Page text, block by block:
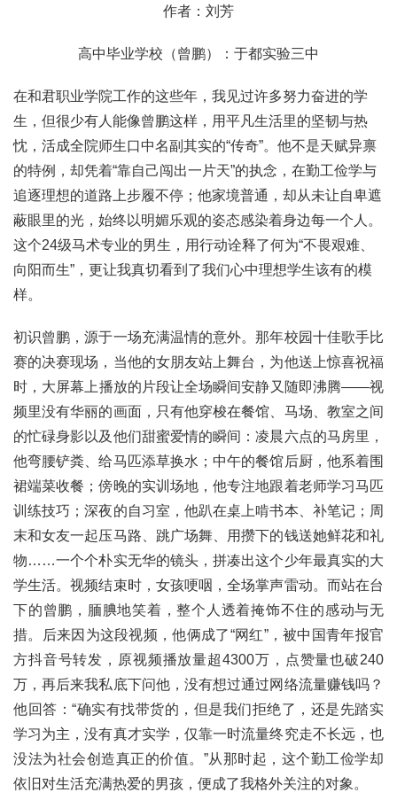
作者：刘芳
高中毕业学校（曾鹏）：于都实验三中
在和君职业学院工作的这些年，我见过许多努力奋进的学
生，但很少有人能像曾鹏这样，用平凡生活里的坚韧与热
忱，活成全院师生口中名副其实的“传奇”。他不是天赋异禀
的特例，却凭着“靠自己闯出一片天”的执念，在勤工俭学与
追逐理想的道路上步履不停；他家境普通，却从未让自卑遮
蔽眼里的光，始终以明媚乐观的姿态感染着身边每一个人。
这个24级马术专业的男生，用行动诠释了何为“不畏艰难、
向阳而生”，更让我真切看到了我们心中理想学生该有的模
样。
初识曾鹏，源于一场充满温情的意外。那年校园十佳歌手比
赛的决赛现场，当他的女朋友站上舞台，为他送上惊喜祝福
时，大屏幕上播放的片段让全场瞬间安静又随即沸腾——视
频里没有华丽的画面，只有他穿梭在餐馆、马场、教室之间
的忙碌身影以及他们甜蜜爱情的瞬间：凌晨六点的马房里，
他弯腰铲粪、给马匹添草换水；中午的餐馆后厨，他系着围
裙端菜收餐；傍晚的实训场地，他专注地跟着老师学习马匹
训练技巧；深夜的自习室，他趴在桌上啃书本、补笔记；周
末和女友一起压马路、跳广场舞、用攒下的钱送她鲜花和礼
物……一个个朴实无华的镜头，拼凑出这个少年最真实的大
学生活。视频结束时，女孩哽咽，全场掌声雷动。而站在台
下的曾鹏，腼腆地笑着，整个人透着掩饰不住的感动与无
措。后来因为这段视频，他俩成了“网红”，被中国青年报官
方抖音号转发，原视频播放量超4300万，点赞量也破240
万，再后来我私底下问他，没有想过通过网络流量赚钱吗？
他回答：“确实有找带货的，但是我们拒绝了，还是先踏实
学习为主，没有真才实学，仅靠一时流量终究走不长远，也
没法为社会创造真正的价值。”从那时起，这个勤工俭学却
依旧对生活充满热爱的男孩，便成了我格外关注的对象。